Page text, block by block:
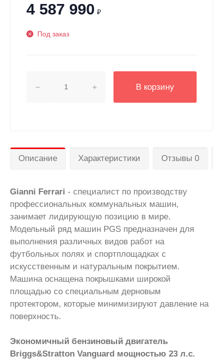
4 587 990 ₽
Под заказ
В корзину
Описание Характеристики Отзывы 0
Gianni Ferrari - специалист по производству
профессиональных коммунальных машин,
занимает лидирующую позицию в мире.
Модельный ряд машин PGS предназначен для
выполнения различных видов работ на
футбольных полях и спортплощадках с
искусственным и натуральным покрытием.
Машина оснащена покрышками широкой
площадью со специальным дерновым
протектором, которые минимизируют давление на
поверхность.
Экономичный бензиновый двигатель
Briggs&Stratton Vanguard мощностью 23 л.с.